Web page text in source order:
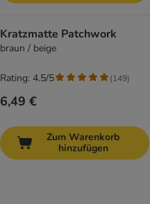
Kratzmatte Patchwork
braun / beige
6,49 €
Rating: 4.5/5 (149)
Zum Warenkorb
hinzufügen